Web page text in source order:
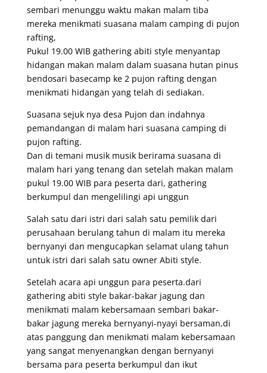
sembari menunggu waktu makan malam tiba
mereka menikmati suasana malam camping di pujon
rafting,
Pukul 19.00 WIB gathering abiti style menyantap
hidangan makan malam dalam suasana hutan pinus
bendosari basecamp ke 2 pujon rafting dengan
menikmati hidangan yang telah di sediakan.
Suasana sejuk nya desa Pujon dan indahnya
pemandangan di malam hari suasana camping di
pujon rafting.
Dan di temani musik musik berirama suasana di
malam hari yang tenang dan setelah makan malam
pukul 19.00 WIB para peserta dari, gathering
berkumpul dan mengelilingi api unggun
Salah satu dari istri dari salah satu pemilik dari
perusahaan berulang tahun di malam itu mereka
bernyanyi dan mengucapkan selamat ulang tahun
untuk istri dari salah satu owner Abiti style.
Setelah acara api unggun para peserta.dari
gathering abiti style bakar-bakar jagung dan
menikmati malam kebersamaan sembari bakar-
bakar jagung mereka bernyanyi-nyayi bersaman,di
atas panggung dan menikmati malam kebersamaan
yang sangat menyenangkan dengan bernyanyi
bersama para peserta berkumpul dan ikut